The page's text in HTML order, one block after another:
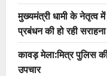
मुख्यमंत्री धामी के नेतृत्व
प्रबंधन की हो रही सराहना
कावड़ मेला:मित्र पुलिस
उपचार